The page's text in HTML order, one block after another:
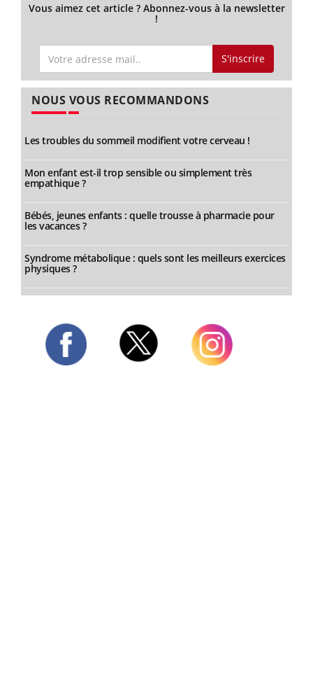
Vous aimez cet article ? Abonnez-vous à la newsletter
!
S'inscrire
NOUS VOUS RECOMMANDONS
Les troubles du sommeil modifient votre cerveau !
Mon enfant est-il trop sensible ou simplement très
empathique ?
Bébés, jeunes enfants : quelle trousse à pharmacie pour
les vacances ?
Syndrome métabolique : quels sont les meilleurs exercices
physiques ?